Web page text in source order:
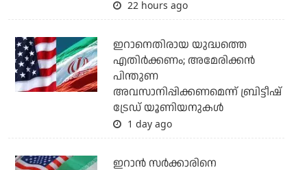
22 hours ago
ഇറാനെതിരായ യുദ്ധത്തെ
എതിര്‍ക്കണം; അമേരിക്കന്‍
പിന്തുണ
അവസാനിപ്പിക്കണമെന്ന് ബ്രിട്ടീഷ്
ട്രേഡ് യൂണിയനുകള്‍
1 day ago
ഇറാന്‍ സര്‍ക്കാരിനെ